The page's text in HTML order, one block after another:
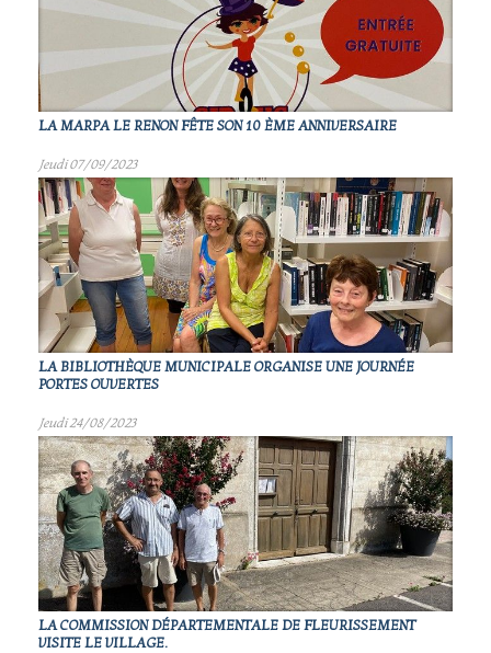
LA MARPA LE RENON FÊTE SON 10 ÈME ANNIVERSAIRE
Jeudi 07/09/2023
LA BIBLIOTHÈQUE MUNICIPALE ORGANISE UNE JOURNÉE
PORTES OUVERTES
Jeudi 24/08/2023
LA COMMISSION DÉPARTEMENTALE DE FLEURISSEMENT
VISITE LE VILLAGE.